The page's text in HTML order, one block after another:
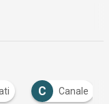
Cloud